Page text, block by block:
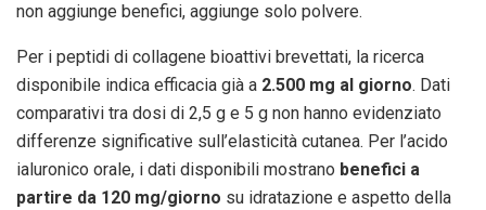
non aggiunge benefici, aggiunge solo polvere.
Per i peptidi di collagene bioattivi brevettati, la ricerca
disponibile indica efficacia già a 2.500 mg al giorno. Dati
comparativi tra dosi di 2,5 g e 5 g non hanno evidenziato
differenze significative sull’elasticità cutanea. Per l’acido
ialuronico orale, i dati disponibili mostrano benefici a
partire da 120 mg/giorno su idratazione e aspetto della